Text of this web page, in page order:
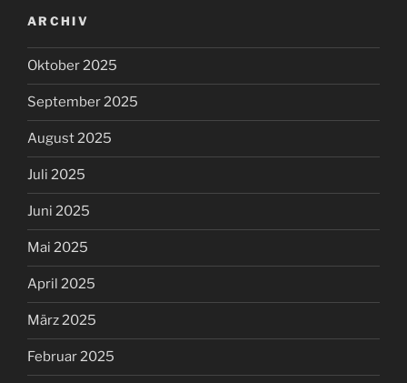
ARCHIV
Oktober 2025
September 2025
August 2025
Juli 2025
Juni 2025
Mai 2025
April 2025
März 2025
Februar 2025